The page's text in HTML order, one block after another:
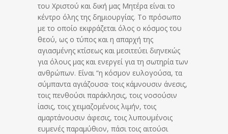
του Χριστού και δική μας Μητέρα είναι το
κέντρο όλης της δημιουργίας. Το πρόσωπο
με το οποίο εκφράζεται όλος ο κόσμος του
θεού, ως ο τύπος και η απαρχή της
αγιασμένης κτίσεως και μεσιτεύει διηνεκώς
για όλους μας και ενεργεί για τη σωτηρία των
ανθρώπων. Είναι “η κόσμον ευλογούσα, τα
σύμπαντα αγιάζουσα· τοις κάμνουσιν άνεσις,
τοις πενθούσι παράκλησις, τοις νοσούσιν
ίασις, τοις χειμαζομένοις λιμήν, τοις
αμαρτάνουσιν άφεσις, τοις λυπουμένοις
ευμενές παραμύθιον, πάσι τοις αιτούσι